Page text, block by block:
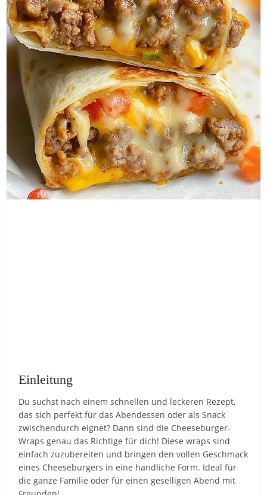
Einleitung
Du suchst nach einem schnellen und leckeren Rezept,
das sich perfekt für das Abendessen oder als Snack
zwischendurch eignet? Dann sind die Cheeseburger-
Wraps genau das Richtige für dich! Diese wraps sind
einfach zuzubereiten und bringen den vollen Geschmack
eines Cheeseburgers in eine handliche Form. Ideal für
die ganze Familie oder für einen geselligen Abend mit